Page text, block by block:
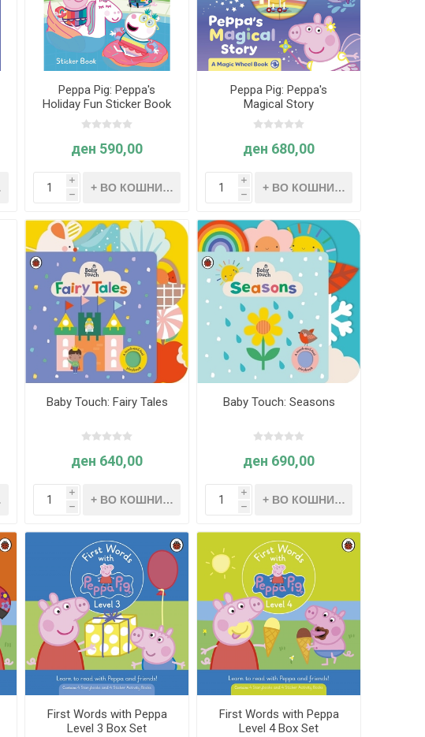
Peppa Pig: Peppa's
Holiday Fun Sticker Book
ден 590,00
i
h
Peppa Pig: Peppa's
Magical Story
ден 680,00
i
h
Baby Touch: Fairy Tales
ден 640,00
i
h
Baby Touch: Seasons
ден 690,00
i
h
First Words with Peppa
Level 3 Box Set
First Words with Peppa
Level 4 Box Set